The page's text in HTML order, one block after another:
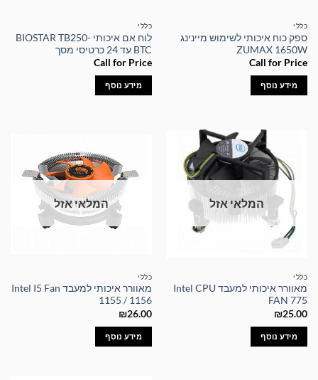
כללי
ספק כוח איכותי לשימוש מיינינג
ZUMAX 1650W
Call for Price
מידע נוסף
כללי
לוח אם איכותי BIOSTAR TB250-
BTC עד 24 כרטיסי מסך
Call for Price
מידע נוסף
המלאי אזל
כללי
מאוורר איכותי למעבד Intel CPU
FAN 775
₪25.00
מידע נוסף
המלאי אזל
כללי
מאוורר איכותי למעבד Intel I5 Fan
1155 / 1156
₪26.00
מידע נוסף